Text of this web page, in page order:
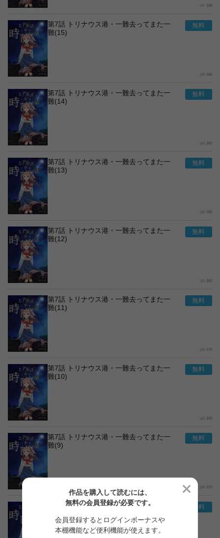
作品を購入して読むには、
無料の会員登録が必要です。
会員登録するとログインボーナスや
本棚機能など便利機能が使えます。
168
第7話 トリナウス港・一難去ってまた一
難(15)
166
第7話 トリナウス港・一難去ってまた一
難(14)
162
第7話 トリナウス港・一難去ってまた一
難(13)
192
第7話 トリナウス港・一難去ってまた一
難(12)
162
第7話 トリナウス港・一難去ってまた一
難(11)
173
第7話 トリナウス港・一難去ってまた一
難(10)
169
第7話 トリナウス港・一難去ってまた一
難(9)
173
第7話 トリナウス港・一難去ってまた一